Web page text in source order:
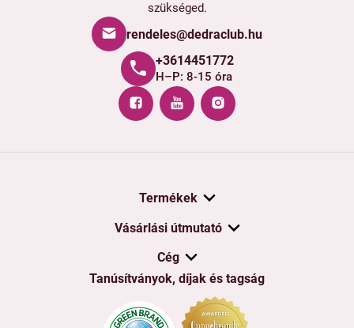
szükséged.
rendeles@dedraclub.hu
+3614451772
H–P: 8-15 óra
Termékek
Vásárlási útmutató
Cég
Tanúsítványok, díjak és tagság